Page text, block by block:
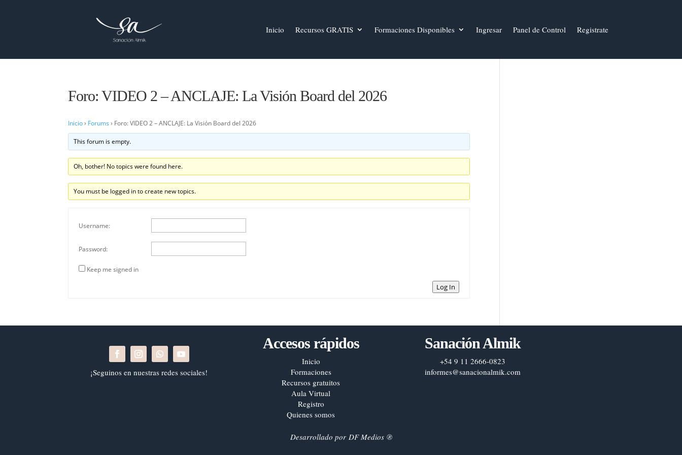
Inicio Recursos GRATIS Formaciones Disponibles Ingresar Panel de Control Registrate
Foro: VIDEO 2 – ANCLAJE: La Visión Board del 2026
Inicio › Forums › Foro: VIDEO 2 – ANCLAJE: La Visión Board del 2026
This forum is empty.
Oh, bother! No topics were found here.
You must be logged in to create new topics.
Username:
Password:
Keep me signed in
Log In
¡Seguinos en nuestras redes sociales!
Accesos rápidos
Inicio
Formaciones
Recursos gratuitos
Aula Virtual
Registro
Quienes somos
Sanación Almik
+54 9 11 2666-0823
informes@sanacionalmik.com
Desarrollado por DF Medios®